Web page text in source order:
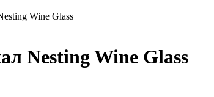
Wine Glass
Nesting Wine Glass